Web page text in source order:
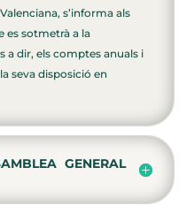
s’informa als
es sotmetrà a la
a dir, els comptes anuals i
seva disposició en
GENERAL